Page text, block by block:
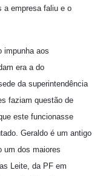
a empresa faliu e o
impunha aos
era a do
da superintendência
faziam questão de
este funcionasse
Geraldo é um antigo
um dos maiores
Leite, da PF em